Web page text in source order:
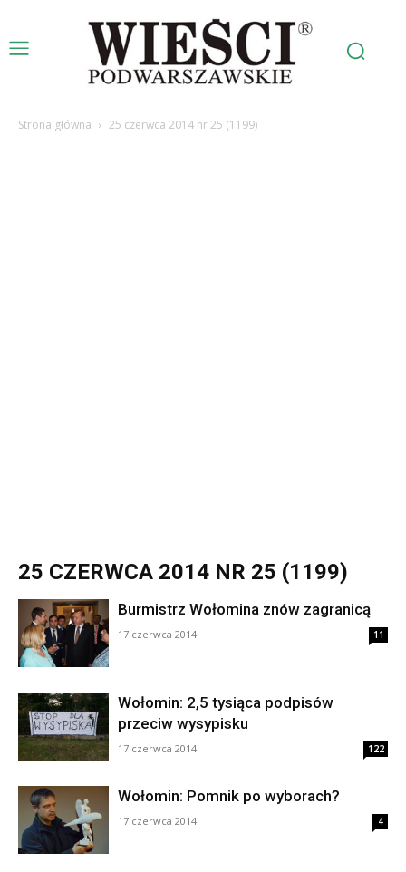
Strona główna 25 czerwca 2014 nr 25 (1199)
25 CZERWCA 2014 NR 25 (1199)
Burmistrz Wołomina znów zagranicą
17 czerwca 2014 11
Wołomin: 2,5 tysiąca podpisów
przeciw wysypisku
17 czerwca 2014 122
Wołomin: Pomnik po wyborach?
17 czerwca 2014 4